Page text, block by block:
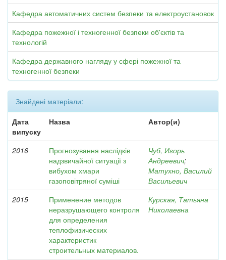
Кафедра автоматичних систем безпеки та електроустановок
Кафедра пожежної і техногенної безпеки об'єктів та
технологій
Кафедра державного нагляду у сфері пожежної та
техногенної безпеки
Знайдені матеріали:
Дата
випуску
Назва Автор(и)
2016
Прогнозування наслідків
надзвичайної ситуації з
вибухом хмари
газоповітряної суміші
Чуб, Игорь
Андреевич;
Матухно, Василий
Васильевич
2015
Применение методов
неразрушающего контроля
для определения
теплофизических
характеристик
строительных материалов.
Курская, Татьяна
Николаевна